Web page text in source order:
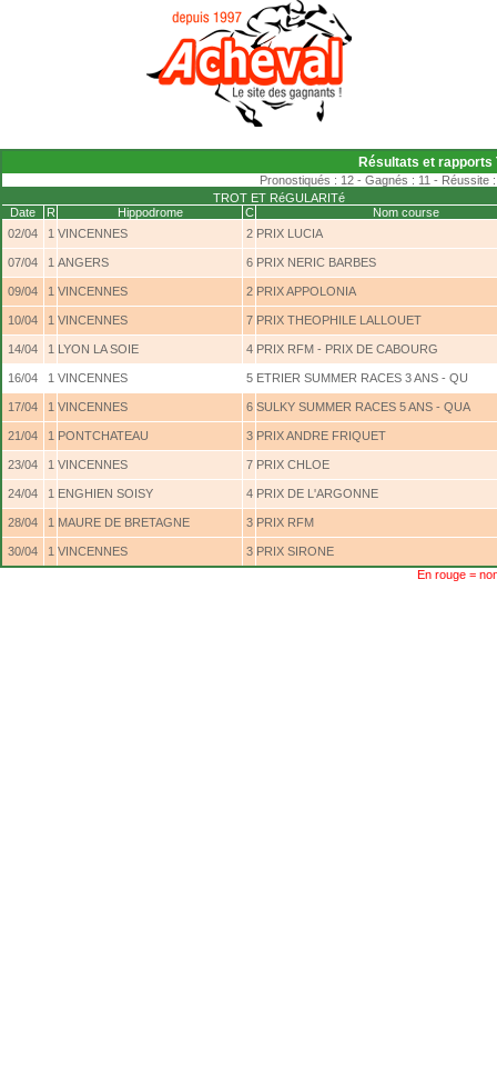
Résultats et rapports
Pronostiqués : 12 - Gagnés : 11 - Réussite
TROT ET RéGULARITé
Date
R Hippodrome C
Nom course
02/04
1 VINCENNES 2 PRIX LUCIA
07/04 1 ANGERS 6 PRIX NERIC BARBES
09/04 1 VINCENNES 2 PRIX APPOLONIA
10/04 1 VINCENNES 7 PRIX THEOPHILE LALLOUET
14/04 1 LYON LA SOIE 4 PRIX RFM - PRIX DE CABOURG
16/04 1 VINCENNES 5 ETRIER SUMMER RACES 3 ANS - QU
17/04 1 VINCENNES 6 SULKY SUMMER RACES 5 ANS - QUA
21/04 1 PONTCHATEAU 3 PRIX ANDRE FRIQUET
23/04 1 VINCENNES 7 PRIX CHLOE
24/04 1 ENGHIEN SOISY 4 PRIX DE L'ARGONNE
28/04 1 MAURE DE BRETAGNE 3 PRIX RFM
30/04 1 VINCENNES 3 PRIX SIRONE
En rouge =